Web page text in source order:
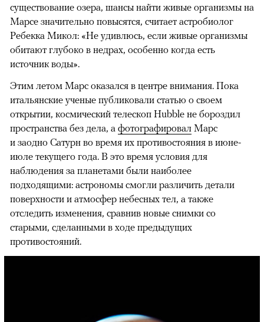
существование озера, шансы найти живые организмы на
Марсе значительно повысятся, считает астробиолог
Ребекка Микол: «Не удивлюсь, если живые организмы
обитают глубоко в недрах, особенно когда есть
источник воды».
Этим летом Марс оказался в центре внимания. Пока
итальянские ученые публиковали статью о своем
открытии, космический телескоп Hubble не бороздил
пространства без дела, а фотографировал Марс
и заодно Сатурн во время их противостояния в июне-
июле текущего года. В это время условия для
наблюдения за планетами были наиболее
подходящими: астрономы смогли различить детали
поверхности и атмосфер небесных тел, а также
отследить изменения, сравнив новые снимки со
старыми, сделанными в ходе предыдущих
противостояний.